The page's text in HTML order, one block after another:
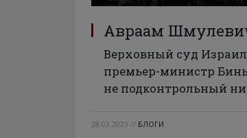
Авраам
Верховный суд
премьер-министр
не подконтрольный
28.03.2023 // БЛОГИ